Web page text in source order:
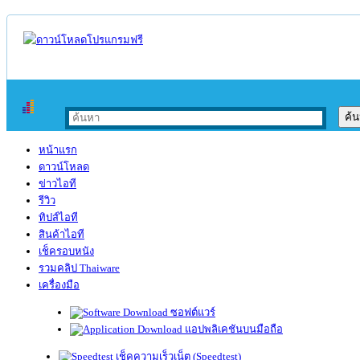
หน้าแรก
ดาวน์โหลด
ข่าวไอที
รีวิว
ทิปส์ไอที
สินค้าไอที
เช็ครอบหนัง
รวมคลิป Thaiware
เครื่องมือ
ซอฟต์แวร์
แอปพลิเคชันบนมือถือ
เช็คความเร็วเน็ต (Speedtest)